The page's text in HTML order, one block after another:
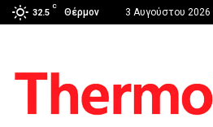
32.5
C
Θέρμον 3 Αυγούστου 2026